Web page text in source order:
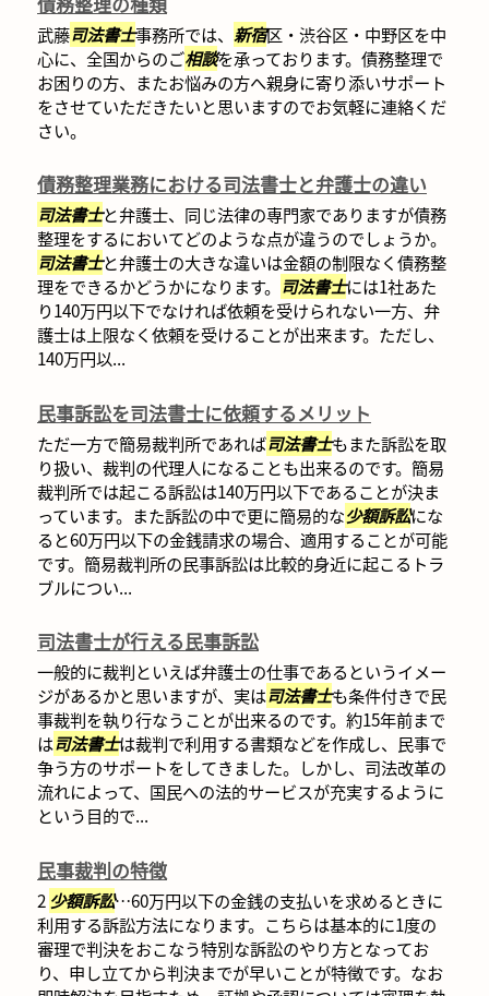
武藤司法書士事務所では、 新宿区・渋谷区・中野区を中
心に、全国からのご相談を承っております。債務整理で
お困りの方、またお悩みの方へ親身に寄り添いサポート
をさせていただきたいと思いますのでお気軽に連絡くだ
さい。
債務整理業務における司法書士と弁護士の違い
司法書士と弁護士、同じ法律の専門家でありますが債務
整理をするにおいてどのような点が違うのでしょうか。
司法書士と弁護士の大きな違いは金額の制限なく債務整
理をできるかどうかになります。 司法書士には1社あた
り140万円以下でなければ依頼を受けられない一方、弁
護士は上限なく依頼を受けることが出来ます。ただし、
140万円以...
民事訴訟を司法書士に依頼するメリット
ただ一方で簡易裁判所であれば司法書士もまた訴訟を取
り扱い、裁判の代理人になることも出来るのです。簡易
裁判所では起こる訴訟は140万円以下であることが決ま
っています。また訴訟の中で更に簡易的な少額訴訟にな
ると60万円以下の金銭請求の場合、適用することが可能
です。簡易裁判所の民事訴訟は比較的身近に起こるトラ
ブルについ...
司法書士が行える民事訴訟
一般的に裁判といえば弁護士の仕事であるというイメー
ジがあるかと思いますが、実は司法書士も条件付きで民
事裁判を執り行なうことが出来るのです。約15年前まで
は司法書士は裁判で利用する書類などを作成し、民事で
争う方のサポートをしてきました。しかし、司法改革の
流れによって、国民への法的サービスが充実するように
という目的で...
民事裁判の特徴
2少額訴訟…60万円以下の金銭の支払いを求めるときに
利用する訴訟方法になります。こちらは基本的に1度の
審理で判決をおこなう特別な訴訟のやり方となってお
り、申し立てから判決までが早いことが特徴です。なお